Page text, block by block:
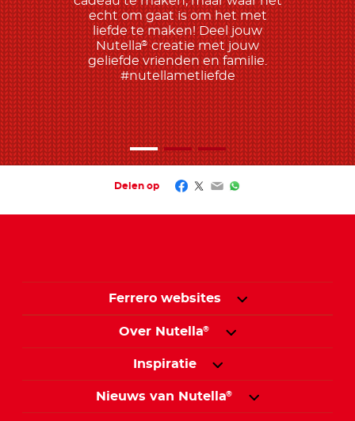
echt om gaat is om het met
liefde te maken! Deel jouw
Nutella® creatie met jouw
geliefde vrienden en familie.
#nutellametliefde
Delen op Facebook
Twitter
EmailWhatsApp
Ferrero websites
Over Nutella®
Inspiratie
Nieuws van Nutella®